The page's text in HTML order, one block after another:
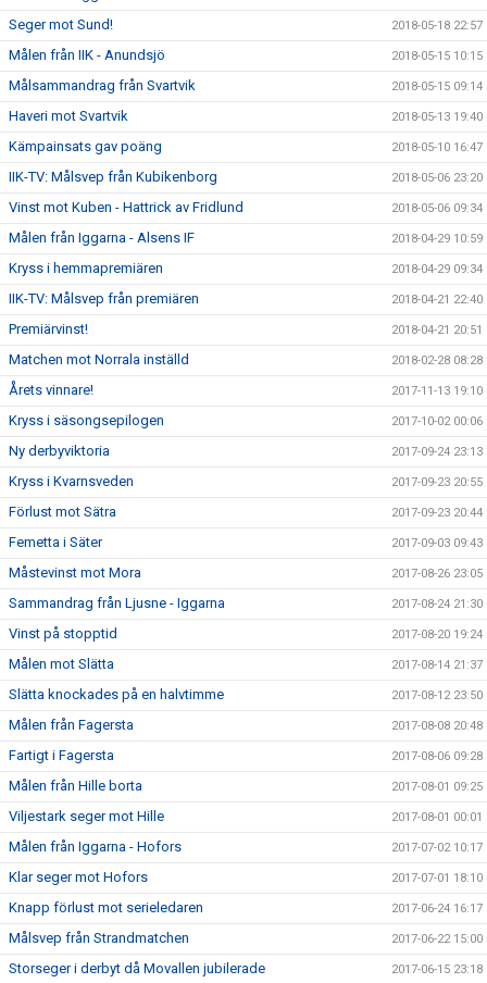
Seger mot Sund! 2018-05-18 22:57
Målen från IIK - Anundsjö 2018-05-15 10:15
Målsammandrag från Svartvik 2018-05-15 09:14
Haveri mot Svartvik 2018-05-13 19:40
Kämpainsats gav poäng 2018-05-10 16:47
IIK-TV: Målsvep från Kubikenborg 2018-05-06 23:20
Vinst mot Kuben - Hattrick av Fridlund 2018-05-06 09:34
Målen från Iggarna - Alsens IF 2018-04-29 10:59
Kryss i hemmapremiären 2018-04-29 09:34
IIK-TV: Målsvep från premiären 2018-04-21 22:40
Premiärvinst! 2018-04-21 20:51
Matchen mot Norrala inställd 2018-02-28 08:28
Årets vinnare! 2017-11-13 19:10
Kryss i säsongsepilogen 2017-10-02 00:06
Ny derbyviktoria 2017-09-24 23:13
Kryss i Kvarnsveden 2017-09-23 20:55
Förlust mot Sätra 2017-09-23 20:44
Femetta i Säter 2017-09-03 09:43
Måstevinst mot Mora 2017-08-26 23:05
Sammandrag från Ljusne - Iggarna 2017-08-24 21:30
Vinst på stopptid 2017-08-20 19:24
Målen mot Slätta 2017-08-14 21:37
Slätta knockades på en halvtimme 2017-08-12 23:50
Målen från Fagersta 2017-08-08 20:48
Fartigt i Fagersta 2017-08-06 09:28
Målen från Hille borta 2017-08-01 09:25
Viljestark seger mot Hille 2017-08-01 00:01
Målen från Iggarna - Hofors 2017-07-02 10:17
Klar seger mot Hofors 2017-07-01 18:10
Knapp förlust mot serieledaren 2017-06-24 16:17
Målsvep från Strandmatchen 2017-06-22 15:00
Storseger i derbyt då Movallen jubilerade 2017-06-15 23:18